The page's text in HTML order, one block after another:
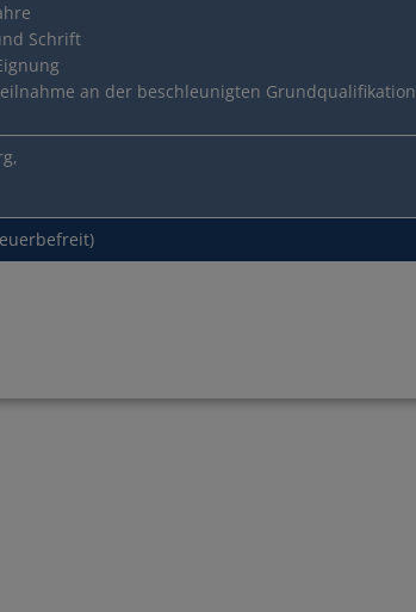
Schrift
an der beschleunigten Grundqualifikation